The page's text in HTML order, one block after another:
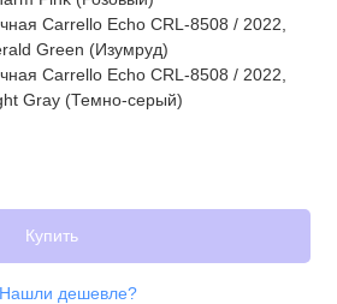
Купить
Нашли дешевле?